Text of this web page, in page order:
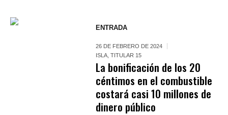
ENTRADA
26 DE FEBRERO DE 2024
ISLA ,TITULAR 15
La bonificación de los 20
céntimos en el combustible
costará casi 10 millones de
dinero público